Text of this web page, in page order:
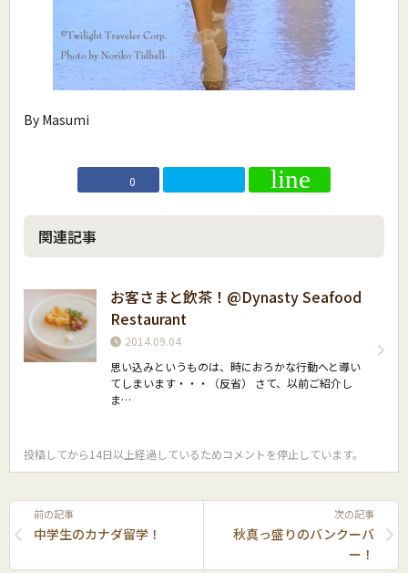
By Masumi
0
関連記事
お客さまと飲茶！@Dynasty Seafood
Restaurant
2014.09.04
思い込みというものは、時におろかな行動へと導い
てしまいます・・・（反省） さて、以前ご紹介し
ま…
投稿してから14日以上経過しているためコメントを停止しています。
前の記事
中学生のカナダ留学！
次の記事
秋真っ盛りのバンクーバ
ー！